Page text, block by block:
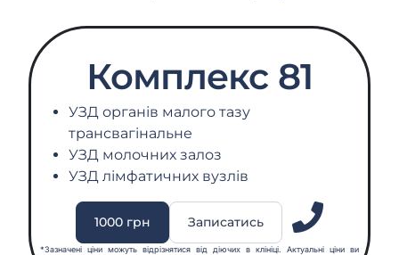
Комплекс 81
УЗД органів малого тазу
трансвагінальне
УЗД молочних залоз
УЗД лімфатичних вузлів
1000 грн Записатись
*Зазначені ціни можуть відрізнятися від діючих в клініці. Актуальні ціни ви